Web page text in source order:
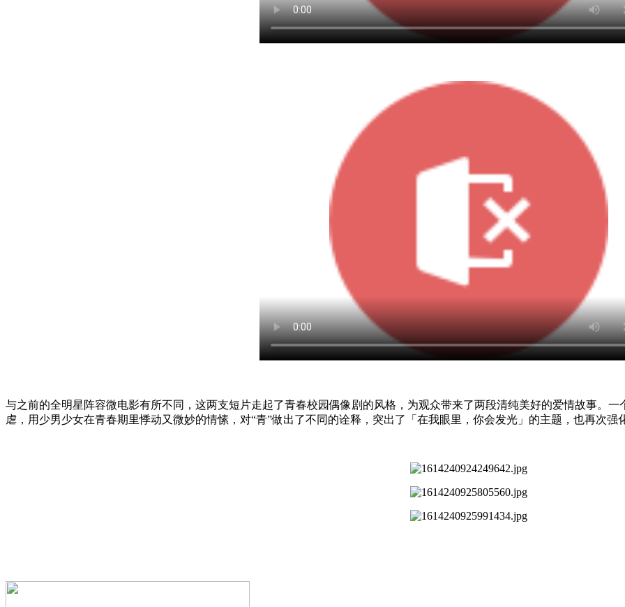
与之前的全明星阵容微电影有所不同，这两支短片走起了青春校园偶像剧的风格，为观众带来了两段清纯美好的爱情故事。
虐，用少男少女在青春期里悸动又微妙的情愫，对“青”做出了不同的诠释，突出了「在我眼里，你会发光」的主题，也再次强